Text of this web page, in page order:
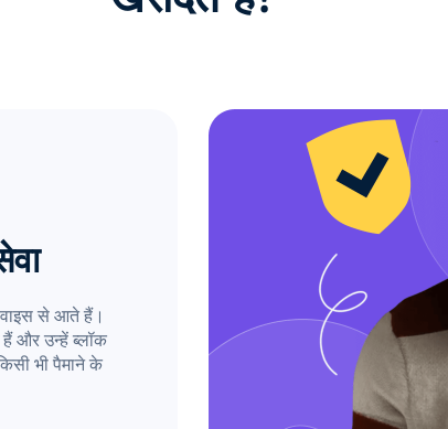
से आते हैं।
और उन्हें ब्लॉक
भी पैमाने के